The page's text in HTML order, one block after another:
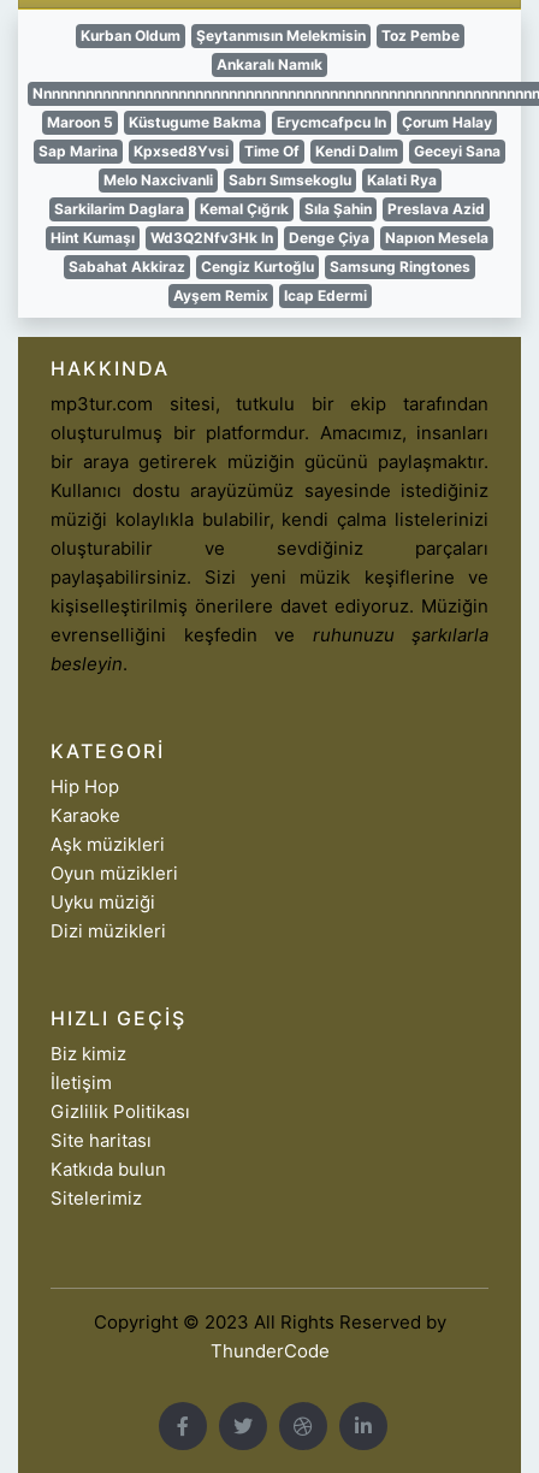
Kurban Oldum Şeytanmısın Melekmisin
Toz Pembe
Ankaralı Namık
Nnnnnnnnnnnnnnnnnnnnnnnnnnnnnnnnnnnnnnnnnnnnnnnnnnnnnnnnnnnn
Maroon 5
Küstugume Bakma Erycmcafpcu In
Çorum Halay
Sap Marina
Kpxsed8Yvsi Time Of Kendi Dalım
Geceyi Sana
Melo Naxcivanli
Sabrı Sımsekoglu
Kalati Rya
Sarkilarim Daglara
Kemal Çığrık Sıla Şahin
Preslava Azid
Hint Kumaşı
Wd3Q2Nfv3Hk In Denge Çiya
Napıon Mesela
Sabahat Akkiraz
Cengiz Kurtoğlu
Samsung Ringtones
Ayşem Remix
Icap Edermi
HAKKINDA
mp3tur.com sitesi, tutkulu bir ekip tarafından
oluşturulmuş bir platformdur. Amacımız, insanları
bir araya getirerek müziğin gücünü paylaşmaktır.
Kullanıcı dostu arayüzümüz sayesinde istediğiniz
müziği kolaylıkla bulabilir, kendi çalma listelerinizi
oluşturabilir ve sevdiğiniz parçaları
paylaşabilirsiniz. Sizi yeni müzik keşiflerine ve
kişiselleştirilmiş önerilere davet ediyoruz. Müziğin
evrenselliğini keşfedin ve ruhunuzu şarkılarla
besleyin.
KATEGORI
Hip Hop
Karaoke
Aşk müzikleri
Oyun müzikleri
Uyku müziği
Dizi müzikleri
HIZLI GEÇIŞ
Biz kimiz
İletişim
Gizlilik Politikası
Site haritası
Katkıda bulun
Sitelerimiz
Copyright © 2023 All Rights Reserved by
ThunderCode